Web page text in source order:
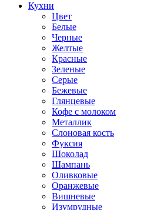
Кухни
Цвет
Белые
Черные
Желтые
Красные
Зеленые
Серые
Бежевые
Глянцевые
Кофе с молоком
Металлик
Слоновая кость
Фуксия
Шоколад
Шампань
Оливковые
Оранжевые
Вишневые
Изумрудные